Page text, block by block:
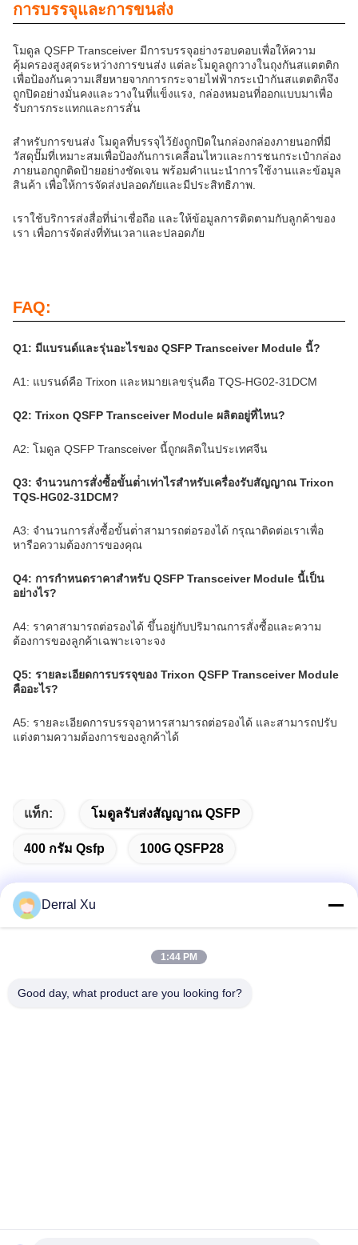
การบรรจุและการขนส่ง
โมดูล QSFP Transceiver มีการบรรจุอย่างรอบคอบเพื่อให้ความ
คุ้มครองสูงสุดระหว่างการขนส่ง แต่ละโมดูลถูกวางในถุงกันสแตตติก
เพื่อป้องกันความเสียหายจากการกระจายไฟฟ้ากระเป๋ากันสแตตติกจึง
ถูกปิดอย่างมั่นคงและวางในที่แข็งแรง, กล่องหมอนที่ออกแบบมาเพื่อ
รับการกระแทกและการสั่น
สําหรับการขนส่ง โมดูลที่บรรจุไว้ยังถูกปิดในกล่องกล่องภายนอกที่มี
วัสดุปั๊มที่เหมาะสมเพื่อป้องกันการเคลื่อนไหวและการชนกระเป๋ากล่อง
ภายนอกถูกติดป้ายอย่างชัดเจน พร้อมคําแนะนําการใช้งานและข้อมูล
สินค้า เพื่อให้การจัดส่งปลอดภัยและมีประสิทธิภาพ.
เราใช้บริการส่งสื่อที่น่าเชื่อถือ และให้ข้อมูลการติดตามกับลูกค้าของ
เรา เพื่อการจัดส่งที่ทันเวลาและปลอดภัย
FAQ:
Q1: มีแบรนด์และรุ่นอะไรของ QSFP Transceiver Module นี้?
A1: แบรนด์คือ Trixon และหมายเลขรุ่นคือ TQS-HG02-31DCM
Q2: Trixon QSFP Transceiver Module ผลิตอยู่ที่ไหน?
A2: โมดูล QSFP Transceiver นี้ถูกผลิตในประเทศจีน
Q3: จํานวนการสั่งซื้อขั้นต่ําเท่าไรสําหรับเครื่องรับสัญญาณ Trixon
TQS-HG02-31DCM?
A3: จํานวนการสั่งซื้อขั้นต่ําสามารถต่อรองได้ กรุณาติดต่อเราเพื่อ
หารือความต้องการของคุณ
Q4: การกําหนดราคาสําหรับ QSFP Transceiver Module นี้เป็น
อย่างไร?
A4: ราคาสามารถต่อรองได้ ขึ้นอยู่กับปริมาณการสั่งซื้อและความ
ต้องการของลูกค้าเฉพาะเจาะจง
Q5: รายละเอียดการบรรจุของ Trixon QSFP Transceiver Module
คืออะไร?
A5: รายละเอียดการบรรจุอาหารสามารถต่อรองได้ และสามารถปรับ
แต่งตามความต้องการของลูกค้าได้
แท็ก: โมดูลรับส่งสัญญาณ QSFP
400 กรัม Qsfp 100G QSFP28
ที่อยู่
Derral Xu
1:44 PM
Good day, what product are you looking for?